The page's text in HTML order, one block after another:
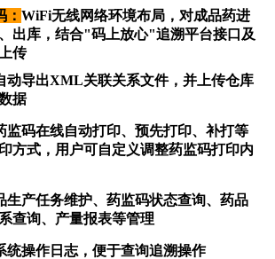
： WiFi无线网络环境布局，对成品药进
出库 ，结合"码上放心"追溯平台接口 及
传
导出XML关联关系文件，并上传仓库
据
监码在线自动打印、预先打印、补打等
方式，用户可自定义调整药监码打印内
生产任务维护、药监码状态查询、药品
查询、产量报表等管理
统操作日志，便于查询追溯操作